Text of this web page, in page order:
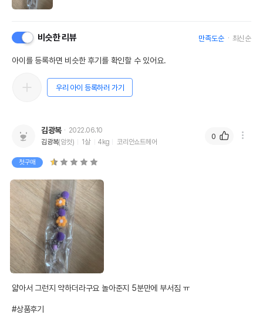
비슷한 리뷰 만족도순 최신순
아이를 등록하면 비슷한 후기를 확인할 수 있어요.
우리 아이 등록하러 가기
김광복
2022.06.10
김광복(암컷) 1살 4kg 코리안쇼트헤어
첫구매
얇아서 그런지 약하더라구요 놀아준지 5분만에 부서짐 ㅠ
#상품후기
0